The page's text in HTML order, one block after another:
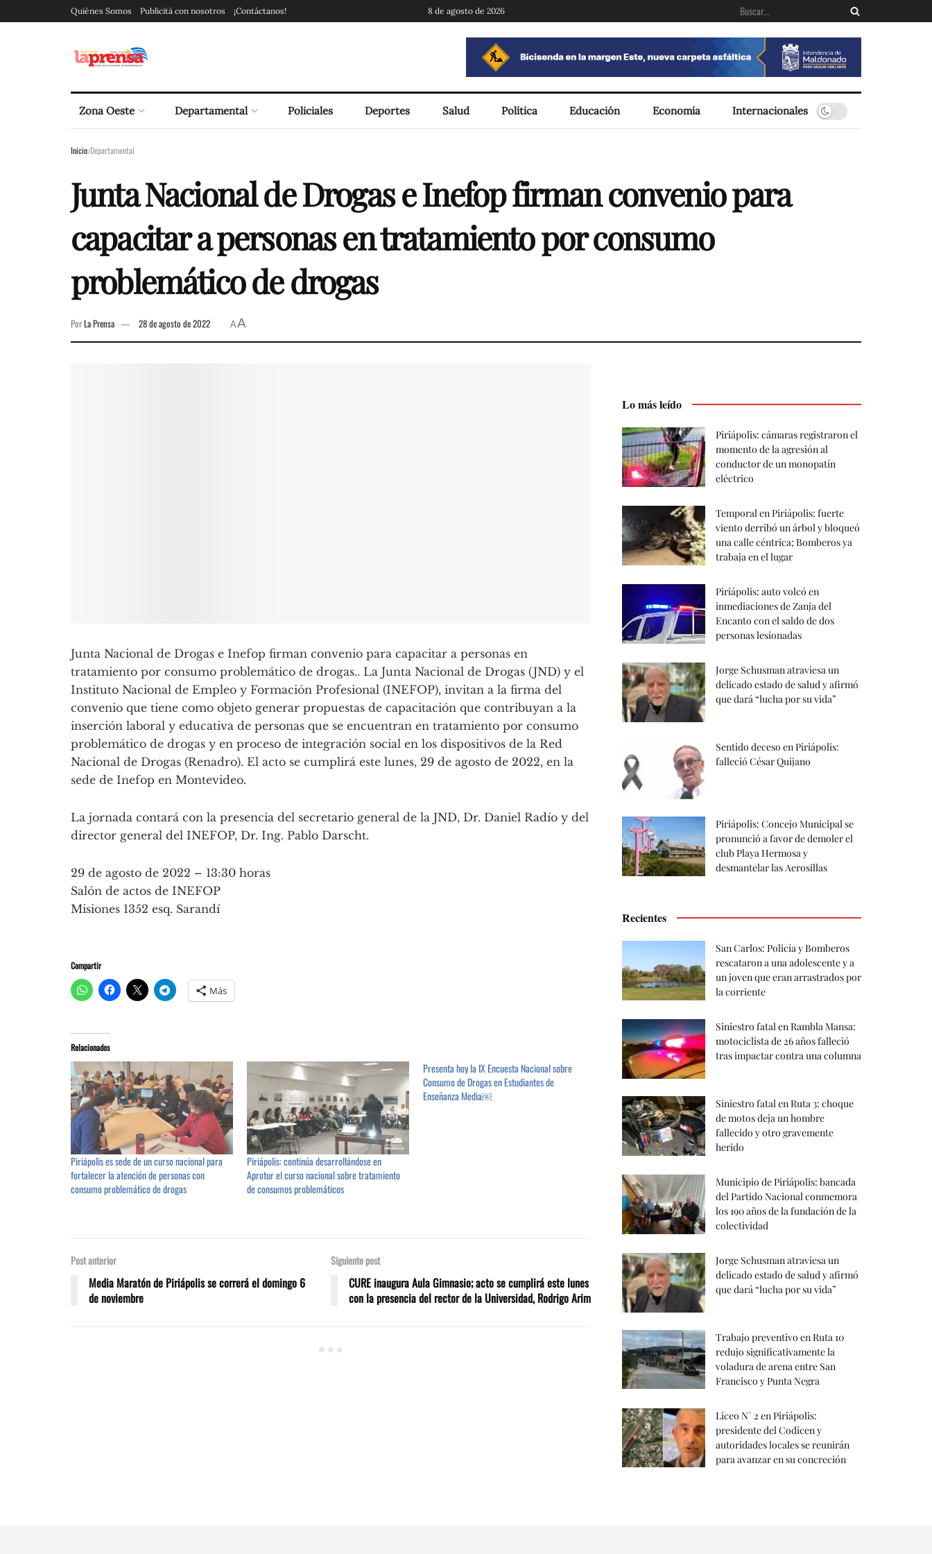
Quiénes Somos Publicitá con nosotros ¡Contáctanos! 8 de agosto de 2026
Zona Oeste Departamental Policiales Deportes Salud Política Educación Economía Internacionales
Inicio Departamental
Junta Nacional de Drogas e Inefop firman convenio para
capacitar a personas en tratamiento por consumo
problemático de drogas
PorLa Prensa 28 de agosto de 2022 AA
Junta Nacional de Drogas e Inefop firman convenio para capacitar a personas en
tratamiento por consumo problemático de drogas.. La Junta Nacional de Drogas (JND) y el
Instituto Nacional de Empleo y Formación Profesional (INEFOP), invitan a la firma del
convenio que tiene como objeto generar propuestas de capacitación que contribuyan a la
inserción laboral y educativa de personas que se encuentran en tratamiento por consumo
problemático de drogas y en proceso de integración social en los dispositivos de la Red
Nacional de Drogas (Renadro). El acto se cumplirá este lunes, 29 de agosto de 2022, en la
sede de Inefop en Montevideo.
La jornada contará con la presencia del secretario general de la JND, Dr. Daniel Radío y del
director general del INEFOP, Dr. Ing. Pablo Darscht.
29 de agosto de 2022 – 13:30 horas
Salón de actos de INEFOP
Misiones 1352 esq. Sarandí
Compartir
Más
Relacionados
Piriápolis es sede de un curso nacional para
fortalecer la atención de personas con
consumo problemático de drogas
Piriápolis: continúa desarrollándose en
Aprotur el curso nacional sobre tratamiento
de consumos problemáticos
Presenta hoy la IX Encuesta Nacional sobre
Consumo de Drogas en Estudiantes de
Enseñanza Media￼
Post anterior
Media Maratón de Piriápolis se correrá el domingo 6
de noviembre
Siguiente post
CURE inaugura Aula Gimnasio; acto se cumplirá este lunes
con la presencia del rector de la Universidad, Rodrigo Arim
Lo más leído
Piriápolis: cámaras registraron el
momento de la agresión al
conductor de un monopatín
eléctrico
Temporal en Piriápolis: fuerte
viento derribó un árbol y bloqueó
una calle céntrica; Bomberos ya
trabaja en el lugar
Piriápolis: auto volcó en
inmediaciones de Zanja del
Encanto con el saldo de dos
personas lesionadas
Jorge Schusman atraviesa un
delicado estado de salud y afirmó
que dará “lucha por su vida”
Sentido deceso en Piriápolis:
falleció César Quijano
Piriápolis: Concejo Municipal se
pronunció a favor de demoler el
club Playa Hermosa y
desmantelar las Aerosillas
Recientes
San Carlos: Policía y Bomberos
rescataron a una adolescente y a
un joven que eran arrastrados por
la corriente
Siniestro fatal en Rambla Mansa:
motociclista de 26 años falleció
tras impactar contra una columna
Siniestro fatal en Ruta 3: choque
de motos deja un hombre
fallecido y otro gravemente
herido
Municipio de Piriápolis: bancada
del Partido Nacional conmemora
los 190 años de la fundación de la
colectividad
Jorge Schusman atraviesa un
delicado estado de salud y afirmó
que dará “lucha por su vida”
Trabajo preventivo en Ruta 10
redujo significativamente la
voladura de arena entre San
Francisco y Punta Negra
Liceo N° 2 en Piriápolis:
presidente del Codicen y
autoridades locales se reunirán
para avanzar en su concreción